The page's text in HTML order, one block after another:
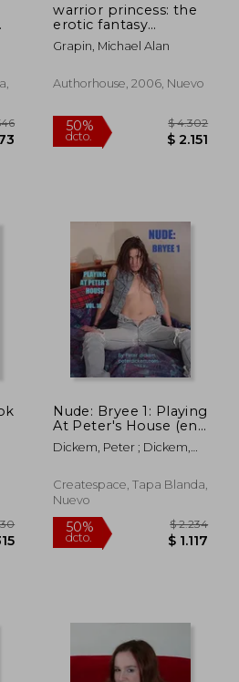
40%
warrior princess: the
erotic fantasy
photography of
michael alan grapin
Grapin, Michael Alan
Authorhouse, 2006, Nuevo
Nude: Bryee 1: Playing
At Peter's House (en
Inglés)
Dickem, Peter ; Dickem,
Createspace, Tapa Blanda,
Nuevo